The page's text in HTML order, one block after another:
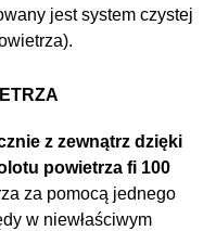
jest system czystej
z zewnątrz dzięki
powietrza fi 100
za pomocą jednego
w niewłaściwym